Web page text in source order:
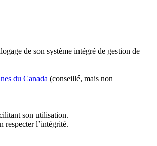
de son système intégré de gestion de
du Canada (conseillé, mais non
son utilisation.
respecter l’intégrité.